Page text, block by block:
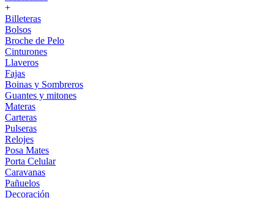
+
Billeteras
Bolsos
Broche de Pelo
Cinturones
Llaveros
Fajas
Boinas y Sombreros
Guantes y mitones
Materas
Carteras
Pulseras
Relojes
Posa Mates
Porta Celular
Caravanas
Pañuelos
Decoración